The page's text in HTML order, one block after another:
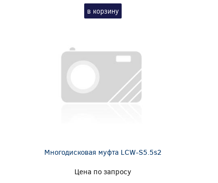
в корзину
Многодисковая муфта LCW-S5.5s2
Цена по запросу